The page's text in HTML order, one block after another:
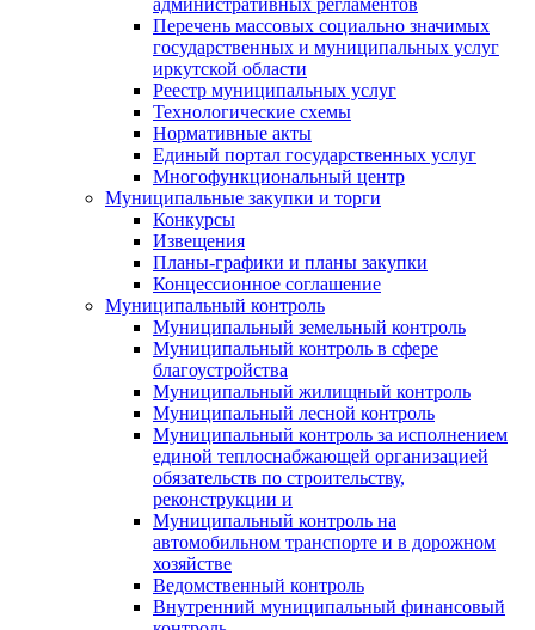
административных регламентов
Перечень массовых социально значимых
государственных и муниципальных услуг
иркутской области
Реестр муниципальных услуг
Технологические схемы
Нормативные акты
Единый портал государственных услуг
Многофункциональный центр
Муниципальные закупки и торги
Конкурсы
Извещения
Планы-графики и планы закупки
Концессионное соглашение
Муниципальный контроль
Муниципальный земельный контроль
Муниципальный контроль в сфере
благоустройства
Муниципальный жилищный контроль
Муниципальный лесной контроль
Муниципальный контроль за исполнением
единой теплоснабжающей организацией
обязательств по строительству,
реконструкции и
Муниципальный контроль на
автомобильном транспорте и в дорожном
хозяйстве
Ведомственный контроль
Внутренний муниципальный финансовый